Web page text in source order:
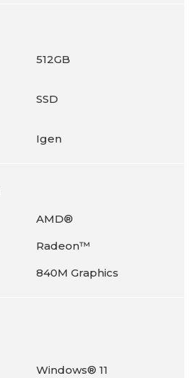
512GB
SSD
Igen
AMD®
Radeon™
840M Graphics
Windows® 11